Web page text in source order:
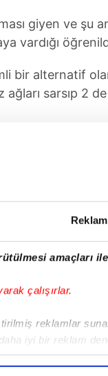
amaçları
çalışırlar.
reklamlar
iyi bir reklam
ve bu
giyen ve şu
vardığı
bir alternatif
sarsıp 2